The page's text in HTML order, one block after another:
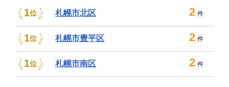
1位 札幌市北区 2 件
1位 札幌市豊平区 2 件
1位 札幌市南区 2 件